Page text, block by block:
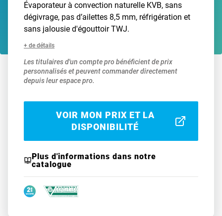
Évaporateur à convection naturelle KVB, sans
dégivrage, pas d’ailettes 8,5 mm, réfrigération et
sans jalousie d'égouttoir TWJ.
+ de détails
Les titulaires d'un compte pro bénéficient de prix
personnalisés et peuvent commander directement
depuis leur espace pro.
VOIR MON PRIX ET LA
DISPONIBILITÉ
Plus d'informations dans notre
catalogue